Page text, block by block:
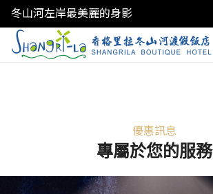
冬山河左岸最美麗的身影
優惠訊息
專屬於您的服務